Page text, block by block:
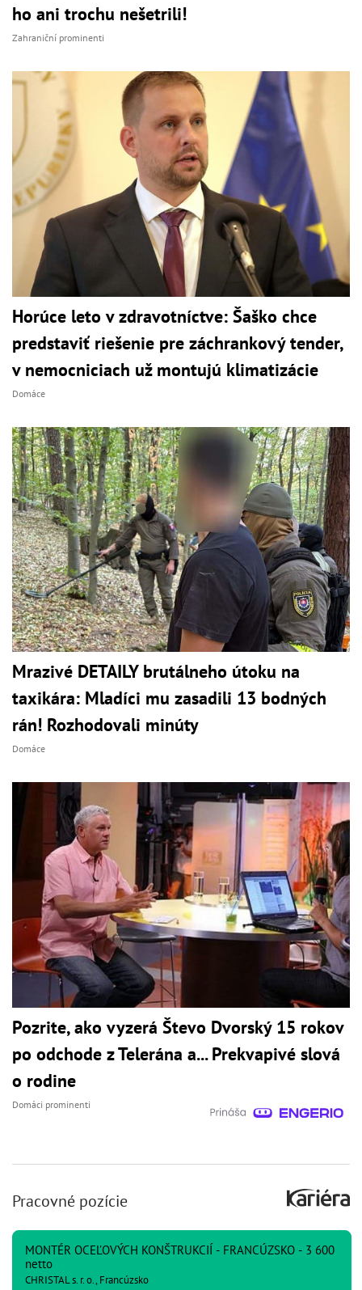
ho ani trochu nešetrili!
Zahraniční prominenti
Horúce leto v zdravotníctve: Šaško chce
predstaviť riešenie pre záchrankový tender,
v nemocniciach už montujú klimatizácie
Domáce
Mrazivé DETAILY brutálneho útoku na
taxikára: Mladíci mu zasadili 13 bodných
rán! Rozhodovali minúty
Domáce
Pozrite, ako vyzerá Števo Dvorský 15 rokov
po odchode z Telerána a... Prekvapivé slová
o rodine
Domáci prominenti
Pracovné pozície
MONTÉR OCEĽOVÝCH KONŠTRUKCIÍ - FRANCÚZSKO - 3 600
netto
CHRISTAL s. r. o., Francúzsko